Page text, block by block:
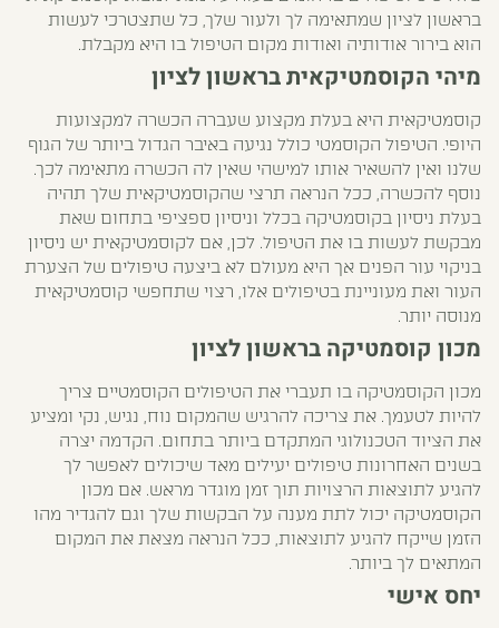
בראשון לציון שמתאימה לך ולעור שלך, כל שתצטרכי לעשות
הוא בירור אודותיה ואודות מקום הטיפול בו היא מקבלת.
מיהי הקוסמטיקאית בראשון לציון
קוסמטיקאית היא בעלת מקצוע שעברה הכשרה למקצועות
היופי. הטיפול הקוסמטי כולל נגיעה באיבר הגדול ביותר של הגוף
שלנו ואין להשאיר אותו למישהי שאין לה הכשרה מתאימה לכך.
נוסף להכשרה, ככל הנראה תרצי שהקוסמטיקאית שלך תהיה
בעלת ניסיון בקוסמטיקה בכלל וניסיון ספציפי בתחום שאת
מבקשת לעשות בו את הטיפול. לכן, אם לקוסמטיקאית יש ניסיון
בניקוי עור הפנים אך היא מעולם לא ביצעה טיפולים של הצערת
העור ואת מעוניינת בטיפולים אלו, רצוי שתחפשי קוסמטיקאית
מנוסה יותר.
מכון קוסמטיקה בראשון לציון
מכון הקוסמטיקה בו תעברי את הטיפולים הקוסמטיים צריך
להיות לטעמך. את צריכה להרגיש שהמקום נוח, נגיש, נקי ומציע
את הציוד הטכנולוגי המתקדם ביותר בתחום. הקדמה יצרה
בשנים האחרונות טיפולים יעילים מאד שיכולים לאפשר לך
להגיע לתוצאות הרצויות תוך זמן מוגדר מראש. אם מכון
הקוסמטיקה יכול לתת מענה על הבקשות שלך וגם להגדיר מהו
הזמן שייקח להגיע לתוצאות, ככל הנראה מצאת את המקום
המתאים לך ביותר.
יחס אישי